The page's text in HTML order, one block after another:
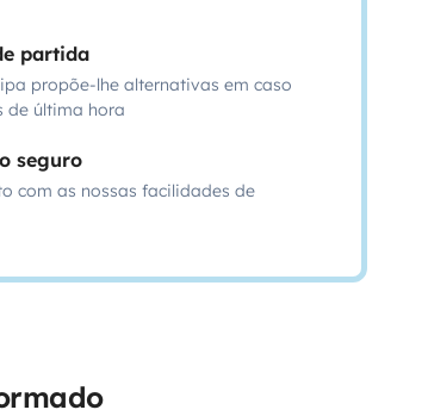
partida
propõe-lhe alternativas em caso
de última hora
seguro
com as nossas facilidades de